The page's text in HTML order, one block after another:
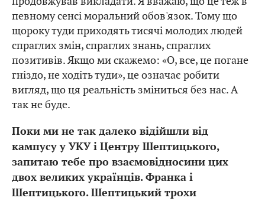
певному сенсі моральний обов'язок. Тому що
щороку туди приходять тисячі молодих людей
спраглих змін, спраглих знань, спраглих
позитивів. Якщо ми скажемо: «О, все, це погане
гніздо, не ходіть туди», це означає робити
вигляд, що ця реальність зміниться без нас. А
так не буде.
Поки ми не так далеко відійшли від
кампусу у УКУ і Центру Шептицького,
запитаю тебе про взаємовідносини цих
двох великих українців. Франка і
Шептицького. Шептицький трохи